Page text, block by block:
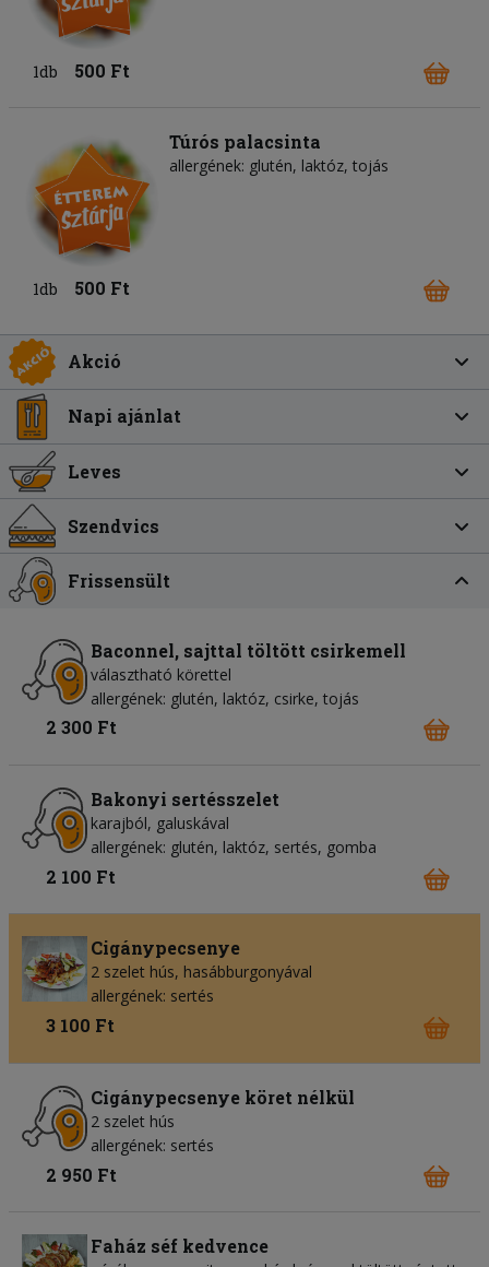
1db 500 Ft
Túrós palacsinta
allergének: glutén, laktóz, tojás
1db 500 Ft
Akció
Napi ajánlat
Leves
Szendvics
Frissensült
Baconnel, sajttal töltött csirkemell
választható körettel
allergének: glutén, laktóz, csirke, tojás
2 300 Ft
Bakonyi sertésszelet
karajból, galuskával
allergének: glutén, laktóz, sertés, gomba
2 100 Ft
Cigánypecsenye
2 szelet hús, hasábburgonyával
allergének: sertés
3 100 Ft
Cigánypecsenye köret nélkül
2 szelet hús
allergének: sertés
2 950 Ft
Faház séf kedvence